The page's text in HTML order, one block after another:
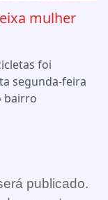
mulher
foi
segunda-feira
bairro
publicado.